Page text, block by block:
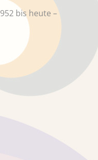
bis heute –